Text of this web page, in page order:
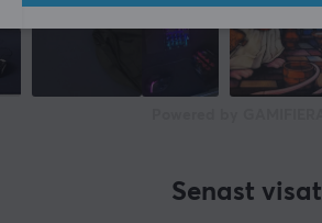
Senast visat